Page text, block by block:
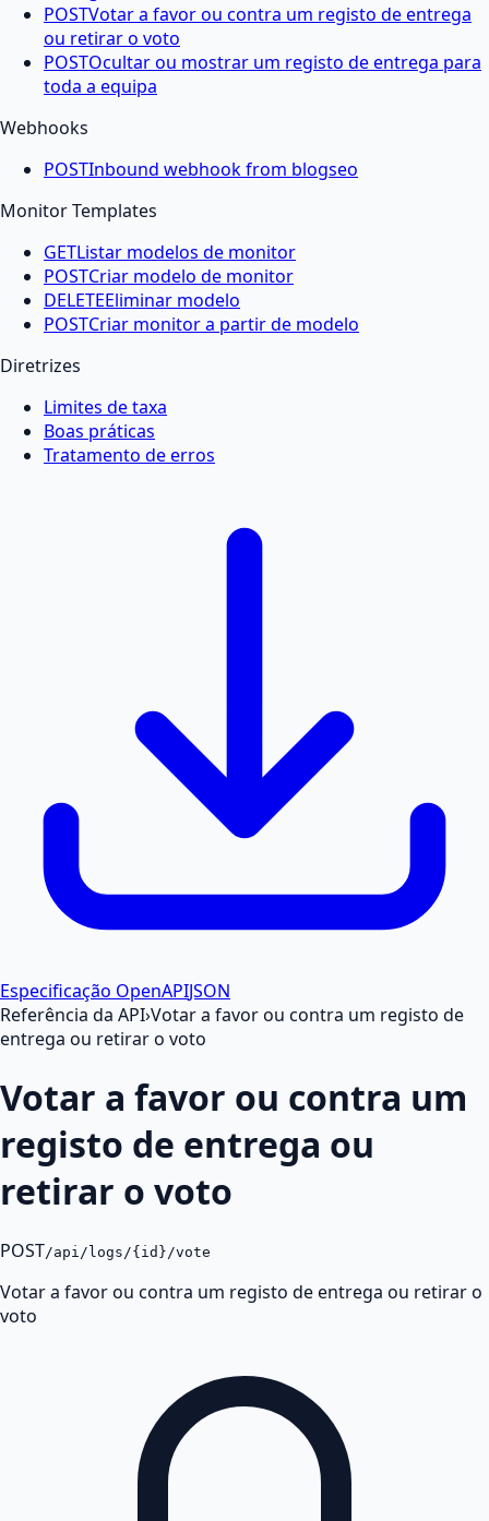
POSTVotar a favor ou contra um registo de entrega
ou retirar o voto
POSTOcultar ou mostrar um registo de entrega para
toda a equipa
Webhooks
POSTInbound webhook from blogseo
Monitor Templates
GETListar modelos de monitor
POSTCriar modelo de monitor
DELETEEliminar modelo
POSTCriar monitor a partir de modelo
Diretrizes
Limites de taxa
Boas práticas
Tratamento de erros
Especificação OpenAPIJSON
Referência da API›Votar a favor ou contra um registo de
entrega ou retirar o voto
Votar a favor ou contra um
registo de entrega ou
retirar o voto
POST/api/logs/{id}/vote
Votar a favor ou contra um registo de entrega ou retirar o
voto